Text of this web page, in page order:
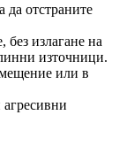
да отстраните
излагане на
източници.
или в